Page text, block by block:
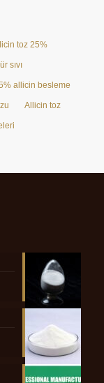
toz 25%
sıvı
allicin besleme
Allicin toz